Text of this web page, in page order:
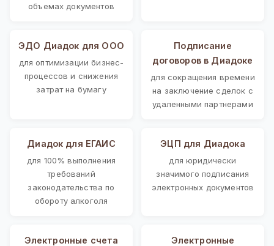
объемах документов
ЭДО Диадок для ООО
для оптимизации бизнес-
процессов и снижения
затрат на бумагу
Подписание
договоров в Диадоке
для сокращения времени
на заключение сделок с
удаленными партнерами
Диадок для ЕГАИС
для 100% выполнения
требований
законодательства по
обороту алкоголя
ЭЦП для Диадока
для юридически
значимого подписания
электронных документов
Электронные счета
Электронные